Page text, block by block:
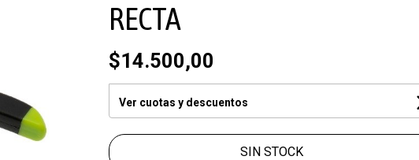
RECTA
$14.500,00
Ver cuotas y descuentos
SIN STOCK